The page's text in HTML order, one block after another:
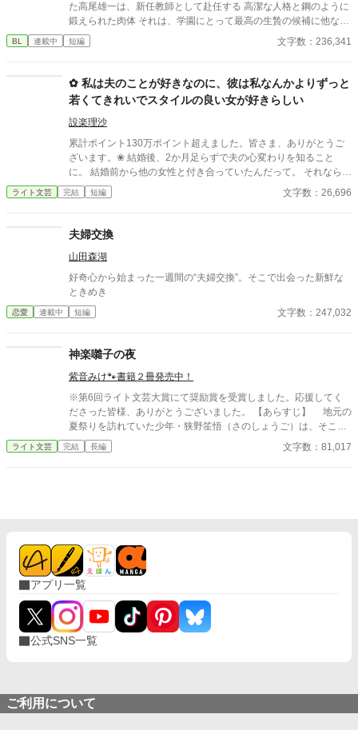
た高尾雄一は、新任教師として赴任する 高潔な人格と鋼のように
鍛えられた肉体 それは、学園にとって最高の生贄の候補に他なら
なかった 至高の筋肉を持つ、精神を削られ意志をなくした青年を
太古の神に捧げるため、“水”、“風”、“土”の信奉者達が暗躍する 意
校で繰り広げられるダークファンタジー
BL 連載中 短編 文字数：236,341
✿ 私は夫のことが好きなのに、彼は私なんかよりずっと
若くてきれいでスタイルの良い女が好きらしい
設楽理沙
累計ポイント130万ポイント超えました。皆さま、ありがとうご
ざいます。❀ 結婚後、2か月足らずで夫の心変わりを知ること
に。 結婚前から他の女性と付き合っていたんだって。 それならそ
うと、ちゃんと話してくれていれば、結婚なんて しなかった。 呆
れた私はすぐに家を出て自立の道を探すことにした。 それなの
夫。 だめだめ、信用できないからね～。 さようなら。 ＊＊＊＊
＊＊*.✿..✿.*＊＊＊＊＊＊ ◇｜日比野滉星《ひびのこうせい》32
才 会社員 ◇ 日比野ひまり 32才 ◇ 石田唯 29才
滉星の同僚 ◇新堂冬也 25才 ひまり
ライト文芸 完結 短編 文字数：26,696
夫婦交換
山田森湖
好奇心から始まった一週間の“夫婦交換”。そこで出会った新鮮な
ときめき
恋愛 連載中 短編 文字数：247,032
神楽囃子の夜
紫音みけ🐾書籍２冊発売中！
※第6回ライト文芸大賞にて奨励賞を受賞しました。応援してく
ださった皆様、ありがとうございました。 【あらすじ】 地元の
夏祭りを訪れていた少年・狭野笙悟（さのしょうご）は、そこで
見かけた幽霊の少女に一目惚れしてしまう。彼女が現れるのは年
に一度、祭りの夜だけであり、その姿を見ることができるのは狭
ライト文芸 完結 長編 文字数：81,017
アプリ一覧
公式SNS一覧
ご利用について